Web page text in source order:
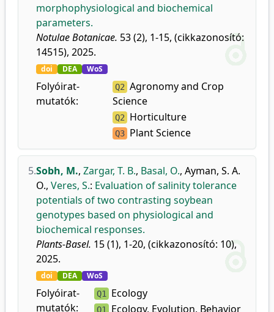
morphophysiological and biochemical
parameters.
Notulae Botanicae. 53 (2), 1-15, (cikkazonosító:
14515), 2025.
doi DEA WoS
Folyóirat-
mutatók:
Q2 Agronomy and Crop
Science
Q2 Horticulture
Q3 Plant Science
5.Sobh, M., Zargar, T. B., Basal, O., Ayman, S. A.
O., Veres, S.: Evaluation of salinity tolerance
potentials of two contrasting soybean
genotypes based on physiological and
biochemical responses.
Plants-Basel. 15 (1), 1-20, (cikkazonosító: 10),
2025.
doi DEA WoS
Folyóirat-
mutatók:
Q1 Ecology
Q1 Ecology, Evolution, Behavior